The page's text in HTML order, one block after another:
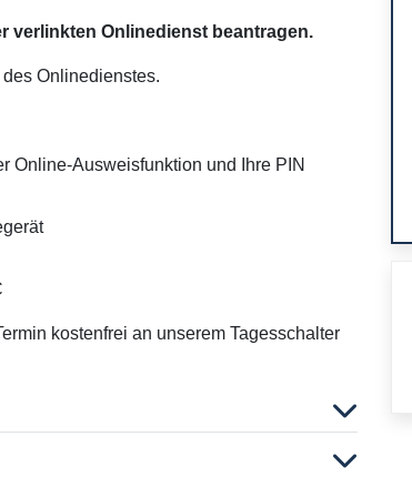
verlinkten Onlinedienst beantragen.
Onlinedienstes.
Online-Ausweisfunktion und Ihre PIN
kostenfrei an unserem Tagesschalter